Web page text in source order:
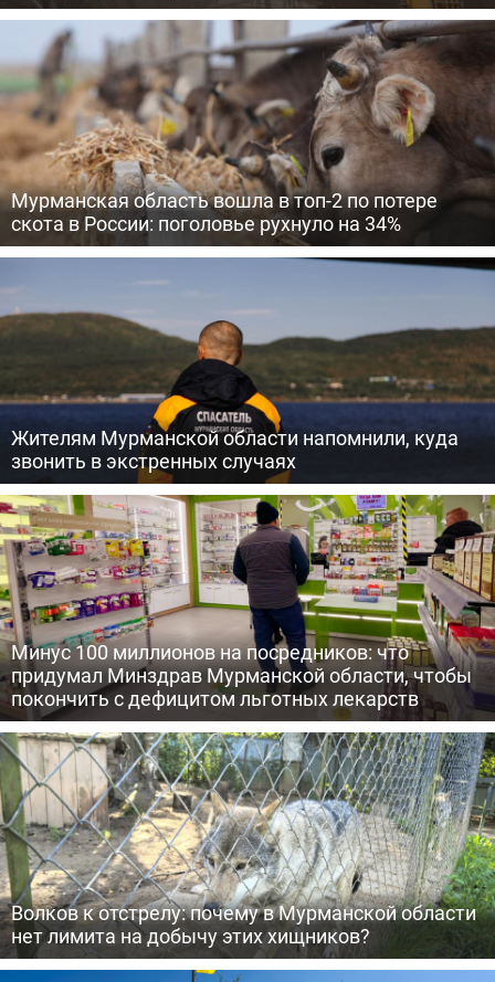
Мурманская область вошла в топ-2 по потере
скота в России: поголовье рухнуло на 34%
Жителям Мурманской области напомнили, куда
звонить в экстренных случаях
Минус 100 миллионов на посредников: что
придумал Минздрав Мурманской области, чтобы
покончить с дефицитом льготных лекарств
Волков к отстрелу: почему в Мурманской области
нет лимита на добычу этих хищников?